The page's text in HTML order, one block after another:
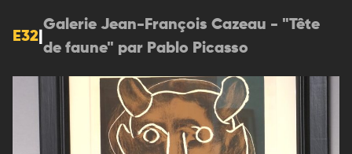
E32
Galerie Jean-François Cazeau - "Tête
de faune" par Pablo Picasso